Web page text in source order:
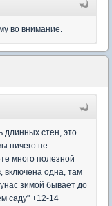
во внимание.
длинных стен, это
ничего не
много полезной
включена одна, там
зимой бывает до
саду" +12-14